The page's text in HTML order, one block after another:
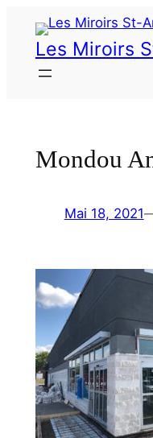
Les Miroirs
Mondou
Mai 18, 2021